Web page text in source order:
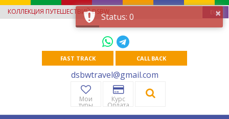
КОЛЛЕКЦИЯ ПУТЕШЕСТВИЙ DSBW EUR
FAST TRACK CALL BACK
dsbwtravel@gmail.com
Мои
туры
Курс
Оплата
×
Status: 0